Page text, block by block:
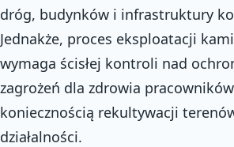
dróg, budynków i infrastruktury
Jednakże, proces eksploatacji
wymaga ścisłej kontroli nad
zagrożeń dla zdrowia
koniecznością rekultywacji
działalności.